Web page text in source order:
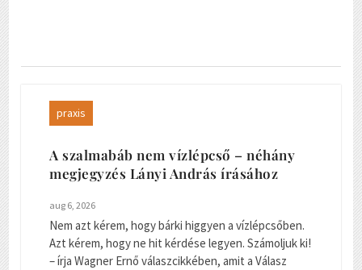
praxis
A szalmabáb nem vízlépcső – néhány
megjegyzés Lányi András írásához
aug 6, 2026
Nem azt kérem, hogy bárki higgyen a vízlépcsőben.
Azt kérem, hogy ne hit kérdése legyen. Számoljuk ki!
– írja Wagner Ernő válaszcikkében, amit a Válasz